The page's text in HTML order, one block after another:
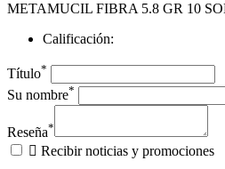
METAMUCIL FIBRA 5.8 GR 10
Calificación:
Título*
Su nombre*
Reseña*
 Recibir noticias y promociones